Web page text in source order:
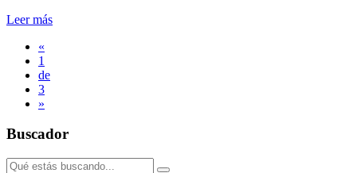
Leer más
«
1
de
3
»
Buscador